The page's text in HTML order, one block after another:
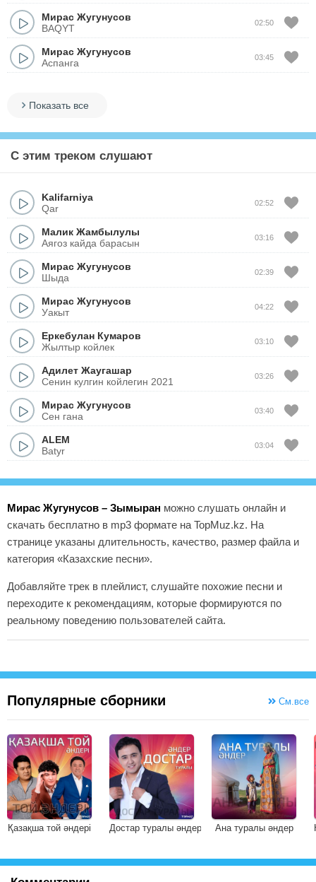
Мирас Жугунусов
BAQYT
02:50
Мирас Жугунусов
Аспанга
03:45
Показать все
С этим треком слушают
Kalifarniya
Qar
02:52
Малик Жамбылулы
Аягоз кайда барасын
03:16
Мирас Жугунусов
Шыда
02:39
Мирас Жугунусов
Уакыт
04:22
Еркебулан Кумаров
Жылтыр койлек
03:10
Адилет Жаугашар
Сенин кулгин койлегин 2021
03:26
Мирас Жугунусов
Сен гана
03:40
ALEM
Batyr
03:04
Мирас Жугунусов – Зымыран можно слушать онлайн и
скачать бесплатно в mp3 формате на TopMuz.kz. На
странице указаны длительность, качество, размер файла и
категория «Казахские песни».
Добавляйте трек в плейлист, слушайте похожие песни и
переходите к рекомендациям, которые формируются по
реальному поведению пользователей сайта.
Популярные сборники См.все
Қазақша той әндері Достар туралы әндер Ана туралы әндер